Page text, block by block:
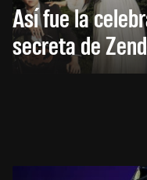
Así fue la
secreta de